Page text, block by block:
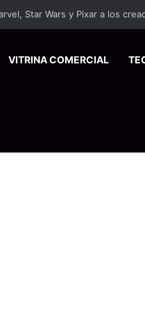
desinformación en redes
VITRINA COMERCIAL